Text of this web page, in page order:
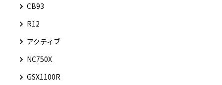
CB93
R12
アクティブ
NC750X
GSX1100R